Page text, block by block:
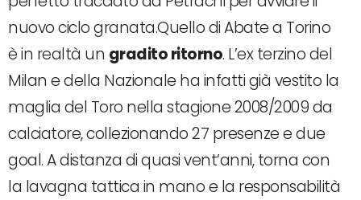
nuovo ciclo granata.Quello di Abate a Torino
è in realtà un gradito ritorno. L’ex terzino del
Milan e della Nazionale ha infatti già vestito la
maglia del Toro nella stagione 2008/2009 da
calciatore, collezionando 27 presenze e due
goal. A distanza di quasi vent’anni, torna con
la lavagna tattica in mano e la responsabilità